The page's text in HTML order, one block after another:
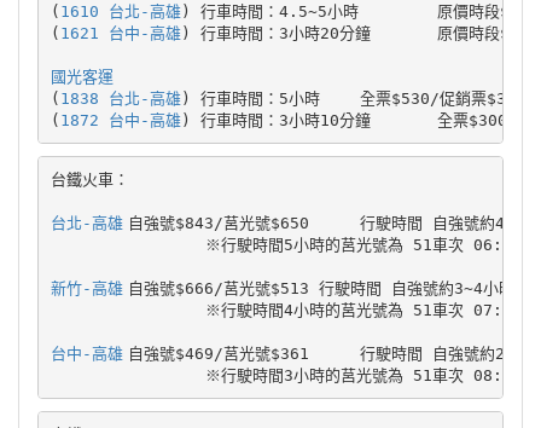
( 1610 台北-高雄) 行車時間：4.5~5小時	原價時段$530/促銷時段$480/來回票價$960
( 1621 台中-高雄) 行車時間：3小時20分鐘	原價時段$310/促銷時段$260/來回票價$570
國光客運
( 1838 台北-高雄) 行車時間：5小時	全票$530/促銷票$399/來回票$930
( 1872 台中-高雄
台鐵火車：
台北-高雄
	自強號$843/莒光號$650	行駛時間 自強號約4~5小時 莒光號約5~7小時
新竹-高雄
	自強號$666/莒光號$513 行駛時間 自強號約3~4小時 莒光號約5~6小時
台中-高雄
	自強號$469/莒光號$361	行駛時間 自強號約2~3小時 莒光號約3.5小時